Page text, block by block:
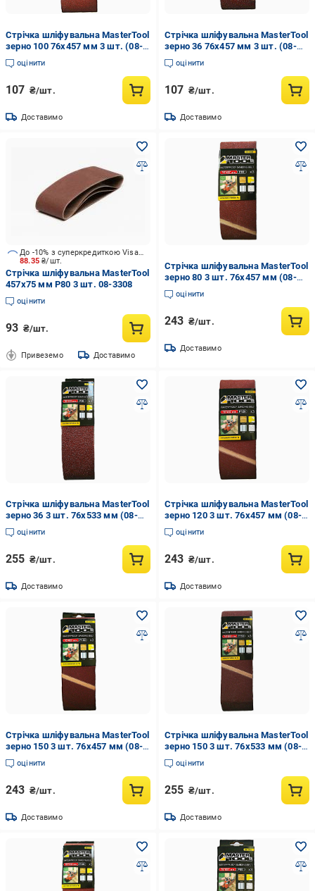
Стрічка шліфувальна MasterTool
зерно 100 76х457 мм 3 шт. (08-
3310)
оцінити
107 ₴/шт.
Доставимо
Стрічка шліфувальна MasterTool
зерно 36 76х457 мм 3 шт. (08-
3303)
оцінити
107 ₴/шт.
Доставимо
88.35₴/шт.
До -10% з суперкредиткою Visa Вигода
Стрічка шліфувальна MasterTool
457x75 мм P80 3 шт. 08-3308
оцінити
93 ₴/шт.
Привеземо Доставимо
Стрічка шліфувальна MasterTool
зерно 80 3 шт. 76х457 мм (08-
3308)
оцінити
243 ₴/шт.
Доставимо
Стрічка шліфувальна MasterTool
зерно 36 3 шт. 76х533 мм (08-
3403)
оцінити
255 ₴/шт.
Доставимо
Стрічка шліфувальна MasterTool
зерно 120 3 шт. 76х457 мм (08-
3312)
оцінити
243 ₴/шт.
Доставимо
Стрічка шліфувальна MasterTool
зерно 150 3 шт. 76х457 мм (08-
3315)
оцінити
243 ₴/шт.
Доставимо
Стрічка шліфувальна MasterTool
зерно 150 3 шт. 76х533 мм (08-
3415)
оцінити
255 ₴/шт.
Доставимо